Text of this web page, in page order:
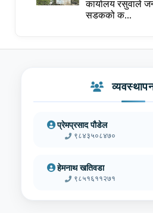
कार्यालय रसुवाले
सडकको क...
प्रेमप्रसाद पौडेल
९८४३५०८४७०
हेमनाथ खतिवडा
९८५१६११२७१